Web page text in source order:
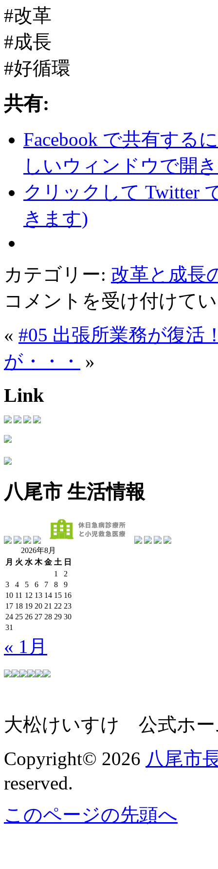
#改革
#成長
#好循環
共有:
Facebook で共有する
しいウィンドウで開
クリックして Twitter
きます)
カテゴリー: 改革と成長
齢
充
は
コメントを受け付けて
« #05 出張所業務が復活
が・・・
»
Link
八尾市 生活情報
2026年8月
月 火 水 木 金 土 日
1
2
3
4 5 6 7 8
9
10 11 12 13 14 15 16
17 18 19 20 21 22 23
24 25 26 27 28 29 30
31
« 1月
大松けいすけ 公式ホー
Copyright© 2026 八尾市
reserved.
このページの先頭へ